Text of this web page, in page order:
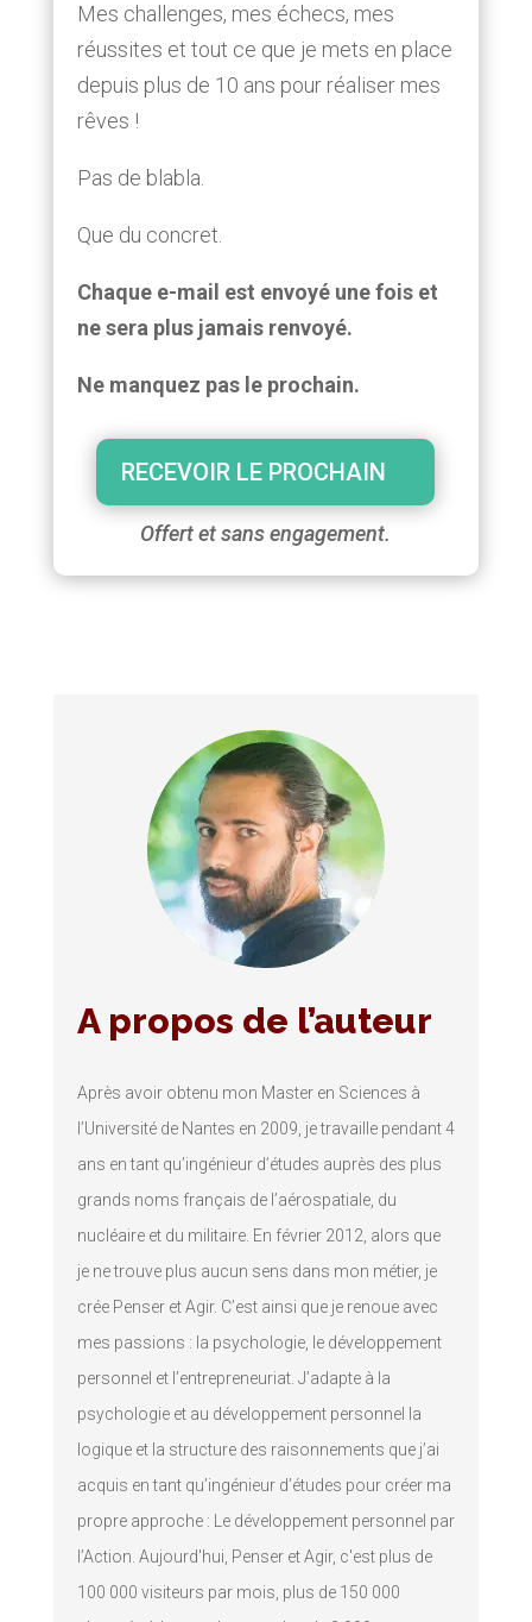
Mes challenges, mes échecs, mes
réussites et tout ce que je mets en place
depuis plus de 10 ans pour réaliser mes
rêves !
Pas de blabla.
Que du concret.
Chaque e-mail est envoyé une fois et
ne sera plus jamais renvoyé.
Ne manquez pas le prochain.
RECEVOIR LE PROCHAIN
Offert et sans engagement.
A propos de l’auteur
Après avoir obtenu mon Master en Sciences à
l’Université de Nantes en 2009, je travaille pendant 4
ans en tant qu’ingénieur d’études auprès des plus
grands noms français de l’aérospatiale, du
nucléaire et du militaire. En février 2012, alors que
je ne trouve plus aucun sens dans mon métier, je
crée Penser et Agir. C’est ainsi que je renoue avec
mes passions : la psychologie, le développement
personnel et l’entrepreneuriat. J’adapte à la
psychologie et au développement personnel la
logique et la structure des raisonnements que j’ai
acquis en tant qu’ingénieur d’études pour créer ma
propre approche : Le développement personnel par
l’Action. Aujourd'hui, Penser et Agir, c'est plus de
100 000 visiteurs par mois, plus de 150 000